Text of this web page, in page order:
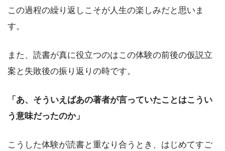
この過程の繰り返しこそが人生の楽しみだと思いま
す。
また、読書が真に役立つのはこの体験の前後の仮説立
案と失敗後の振り返りの時です。
「あ、そういえばあの著者が言っていたことはこうい
う意味だったのか」
こうした体験が読書と重なり合うとき、はじめてすご